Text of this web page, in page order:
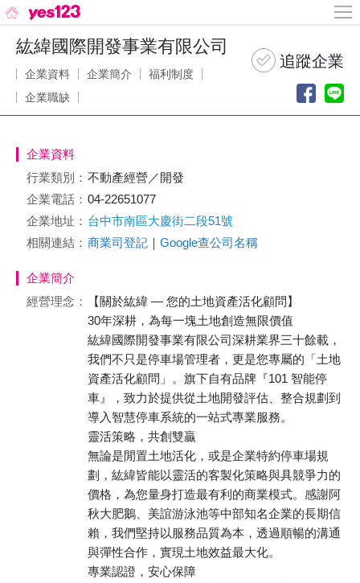
紘緯國際開發事業有限公司
企業資料 企業簡介
福利制度
企業職缺
企業資料
行業類別： 不動產經營／開發
企業電話： 04-22651077
企業地址： 台中市南區大慶街二段51號
相關連結： 商業司登記 ｜ Google查公司名稱
企業簡介
經營理念：
【關於紘緯 — 您的土地資產活化顧問】
30年深耕，為每一塊土地創造無限價值
紘緯國際開發事業有限公司深耕業界三十餘載，
我們不只是停車場管理者，更是您專屬的「土地
資產活化顧問」。旗下自有品牌『101 智能停
車』，致力於提供從土地開發評估、整合規劃到
導入智慧停車系統的一站式專業服務。
靈活策略，共創雙贏
無論是閒置土地活化，或是企業特約停車場規
劃，紘緯皆能以靈活的客製化策略與具競爭力的
價格，為您量身打造最有利的商業模式。感謝阿
秋大肥鵝、美誼游泳池等中部知名企業的長期信
賴，我們堅持以服務品質為本，透過順暢的溝通
與彈性合作，實現土地效益最大化。
專業認證，安心保障